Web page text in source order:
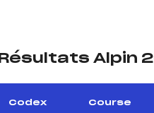
Résultats Alpin
Codex Course